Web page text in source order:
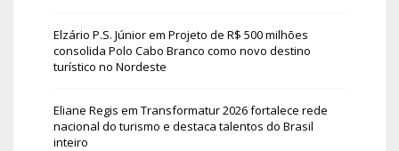
Elzário P.S. Júniorem Projeto de R$ 500 milhões
consolida Polo Cabo Branco como novo destino
turístico no Nordeste
Eliane Regis em Transformatur 2026 fortalece rede
nacional do turismo e destaca talentos do Brasil
inteiro